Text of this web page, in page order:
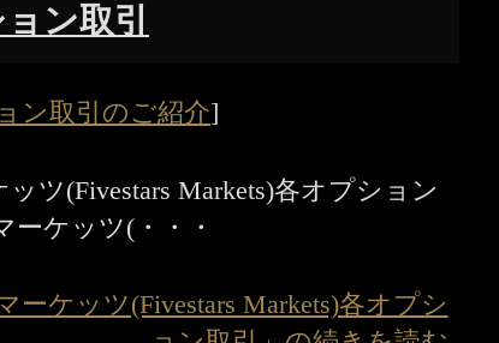
ン取引
ン取引のご紹介]
ツ(Fivestars Markets)各オプション
ケッツ(・・・
ーケッツ(Fivestars Markets)各オプシ